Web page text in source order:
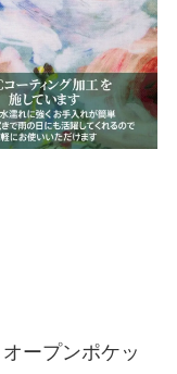
ープンポケッ